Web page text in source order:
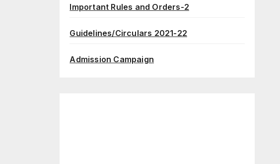
Important Rules and Orders-2
Guidelines/Circulars 2021-22
Admission Campaign